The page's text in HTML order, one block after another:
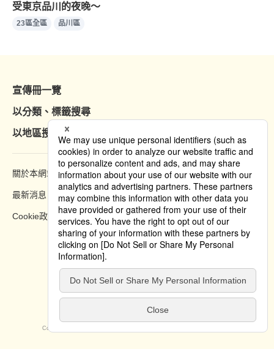
受東京品川的夜晚～
23區全區 品川區
宣傳冊一覽
以分類、標籤搜尋
以地區搜尋
關於本網站 瀏覽方法
最新消息 隱私權政策
Cookie政策
Copyright © 2019 Tokyo Convention & Visitors Bureau. All rights reserved.